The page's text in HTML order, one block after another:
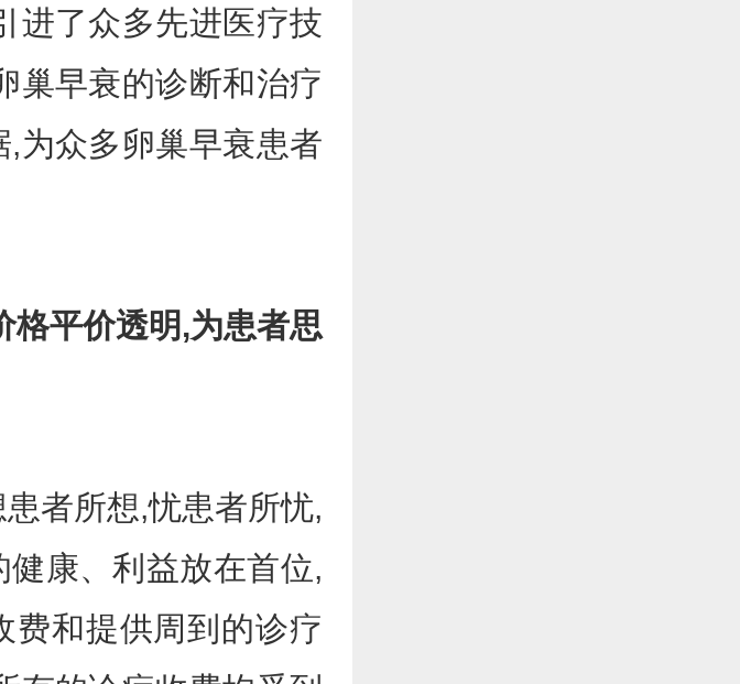
进了众多先进医疗技
巢早衰的诊断和治疗
为众多卵巢早衰患者
格平价透明,为患者思
者所想,忧患者所忧,
康、利益放在首位,
费和提供周到的诊疗